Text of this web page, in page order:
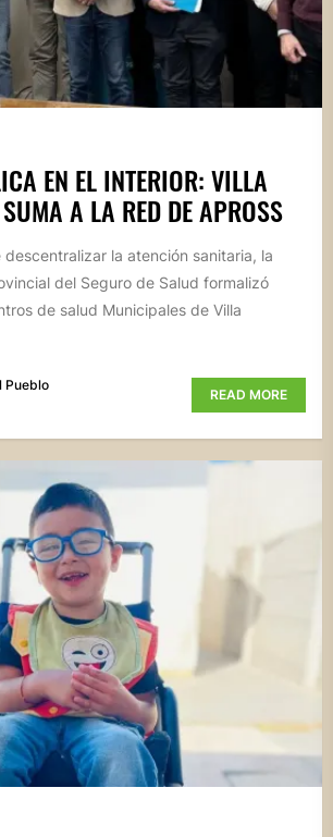
EN EL INTERIOR: VILLA
A LA RED DE APROSS
la atención sanitaria, la
del Seguro de Salud formalizó
de salud Municipales de Villa
Pueblo
READ MORE